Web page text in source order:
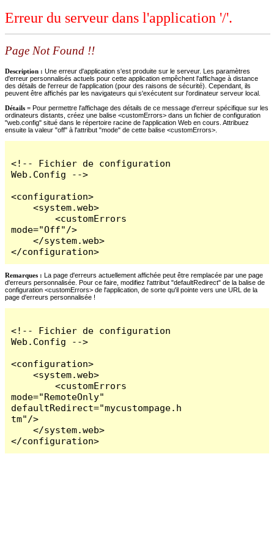
Erreur du serveur dans l'application '/'.
Page Not Found !!
Description : Une erreur d'application s'est produite sur le serveur. Les paramètres
d'erreur personnalisés actuels pour cette application empêchent l'affichage à distance
des détails de l'erreur de l'application (pour des raisons de sécurité). Cependant, ils
peuvent être affichés par les navigateurs qui s'exécutent sur l'ordinateur serveur local.
Détails = Pour permettre l'affichage des détails de ce message d'erreur spécifique sur les
ordinateurs distants, créez une balise <customErrors> dans un fichier de configuration
"web.config" situé dans le répertoire racine de l'application Web en cours. Attribuez
ensuite la valeur "off" à l'attribut "mode" de cette balise <customErrors>.
<!-- Fichier de configuration
Web.Config -->
<configuration>
    <system.web>
        <customErrors
mode="Off"/>
    </system.web>
</configuration>
Remarques : La page d'erreurs actuellement affichée peut être remplacée par une page
d'erreurs personnalisée. Pour ce faire, modifiez l'attribut "defaultRedirect" de la balise de
configuration <customErrors> de l'application, de sorte qu'il pointe vers une URL de la
page d'erreurs personnalisée !
<!-- Fichier de configuration
Web.Config -->
<configuration>
    <system.web>
        <customErrors
mode="RemoteOnly"
defaultRedirect="mycustompage.h
tm"/>
    </system.web>
</configuration>